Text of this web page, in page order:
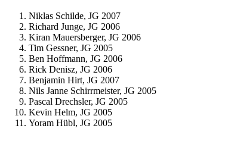
Niklas Schilde, JG 2007
Richard Junge, JG 2006
Kiran Mauersberger, JG 2006
Tim Gessner, JG 2005
Ben Hoffmann, JG 2006
Rick Denisz, JG 2006
Benjamin Hirt, JG 2007
Nils Janne Schirrmeister, JG 2005
Pascal Drechsler, JG 2005
Kevin Helm, JG 2005
Yoram Hübl, JG 2005